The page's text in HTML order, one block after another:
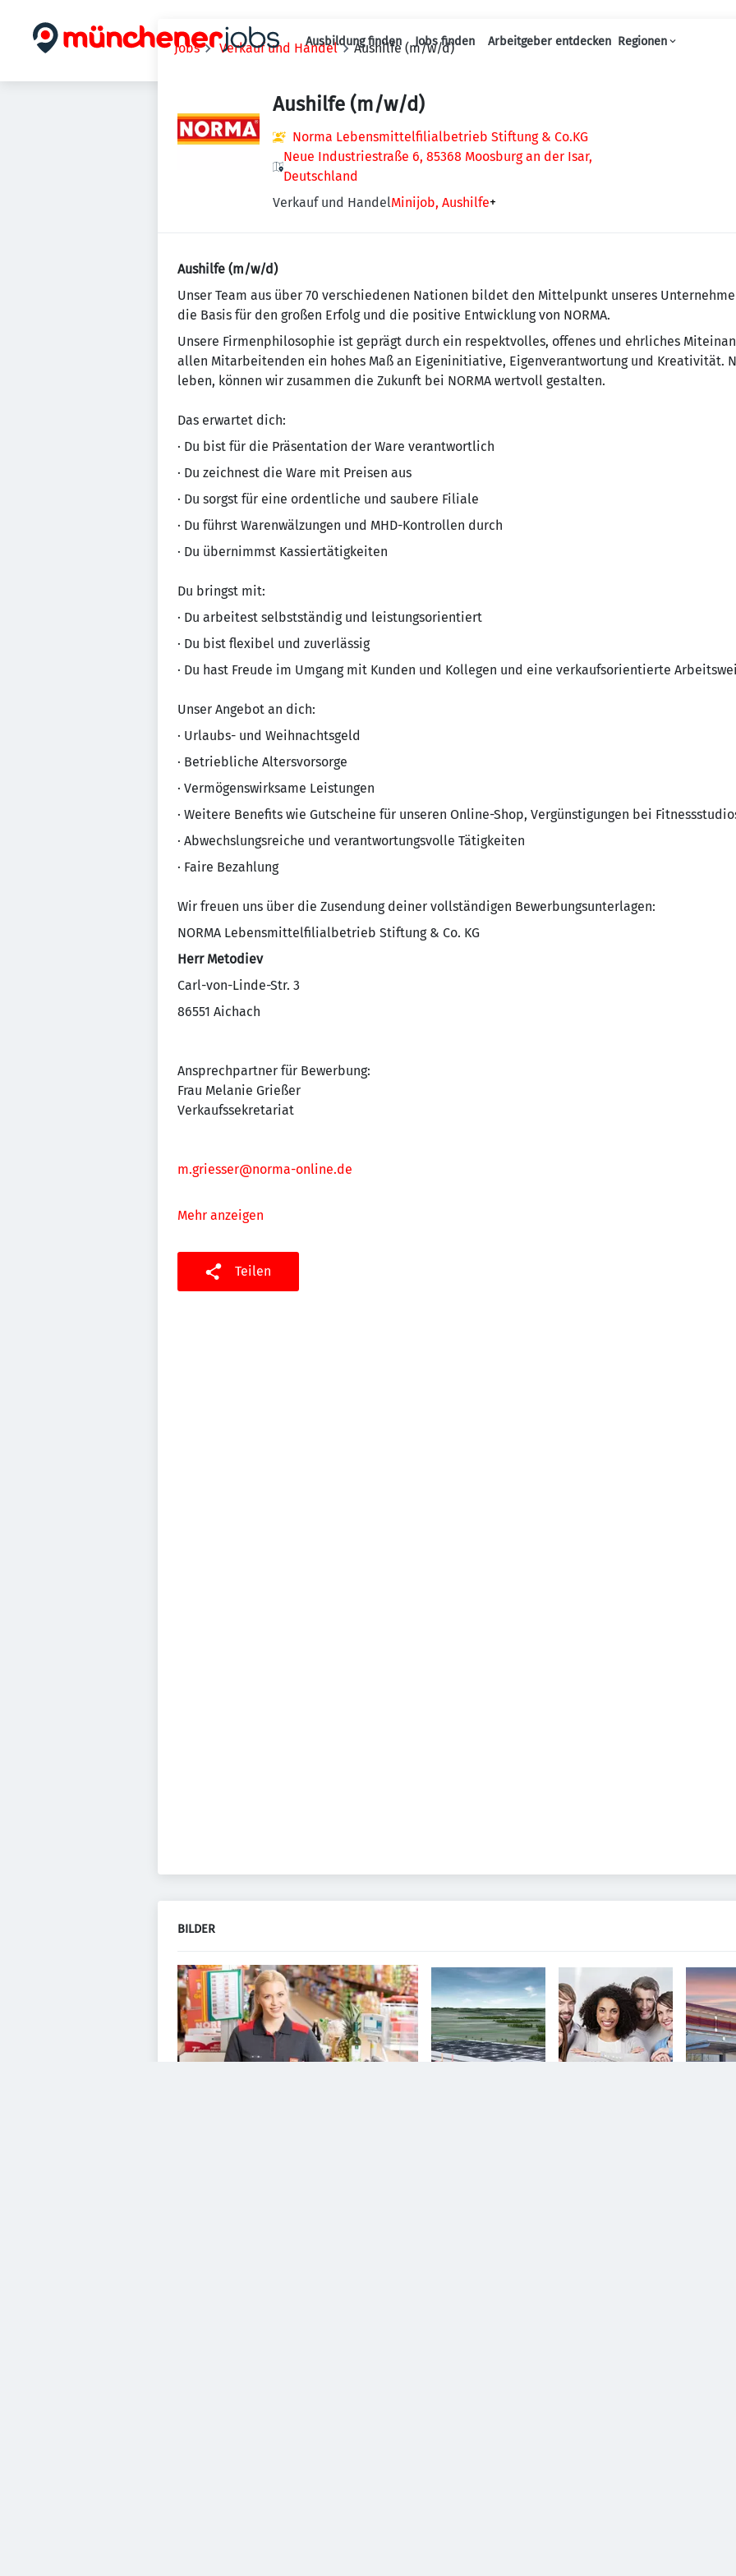
Haupt-Navigation
Ausbildung finden Jobs finden Arbeitgeber entdecken Regionen
Jobs Verkauf und Handel Aushilfe (m/w/d)
Aushilfe (m/w/d)
Norma Lebensmittelfilialbetrieb Stiftung & Co.KG
Neue Industriestraße 6, 85368 Moosburg an der Isar,
Deutschland
Verkauf und HandelMinijob, Aushilfe+
Aushilfe (m/w/d)
Un­se­r Team aus über 70 ver­schie­de­nen Na­tio­nen bildet den Mit­tel­punkt un­se­res
die Basis für den großen Erfolg und die positive Entwicklung von NORMA.
Unsere Firmenphilosophie ist geprägt durch ein re­spekt­vol­les, offenes und ehr­li­ches
allen Mitarbeitenden ein ho­hes Maß an Eigeninitiative, Eigenverantwortung und Krea­ti­vi­tät.
leben, können wir zusammen die Zukunft bei NORMA wertvoll gestalten.
Das erwartet dich:
· Du bist für die Präsentation der Ware verantwortlich
· Du zeichnest die Ware mit Preisen aus
· Du sorgst für eine ordentliche und saubere Filiale
· Du führst Warenwälzungen und MHD-Kontrollen durch
· Du übernimmst Kassiertätigkeiten
Du bringst mit:
· Du arbeitest selbstständig und leistungsorientiert
· Du bist flexibel und zuverlässig
· Du hast Freude im Umgang mit Kunden und Kollegen und eine verkaufsorientierte
Unser Angebot an dich:
· Urlaubs- und Weihnachtsgeld
· Betriebliche Altersvorsorge
· Vermögenswirksame Leistungen
· Weitere Benefits wie Gutscheine für unseren Online-Shop, Vergünstigungen bei
· Abwechslungsreiche und verantwortungsvolle Tätigkeiten
· Faire Bezahlung
Wir freuen uns über die Zusendung deiner vollständigen Bewerbungsunterlagen:
NORMA Lebensmittelfilialbetrieb Stiftung & Co. KG
Herr Metodiev
Carl-von-Linde-Str. 3
86551 Aichach
Ansprechpartner für Bewerbung:
Frau Melanie Grießer
Verkaufssekretariat
m.griesser@norma-online.de
Mehr anzeigen
Teilen
BILDER